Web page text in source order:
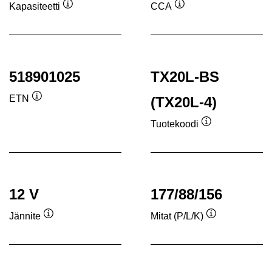
Kapasiteetti
CCA
518901025
ETN
TX20L-BS
(TX20L-4)
Tuotekoodi
12 V
Jännite
177/88/156
Mitat (P/L/K)